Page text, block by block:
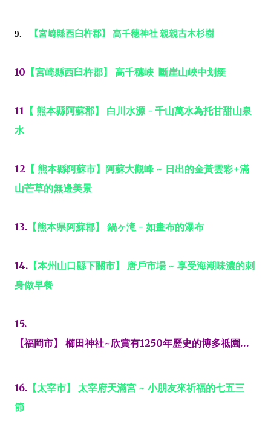
9. 【宮崎縣西臼杵郡】 高千穗神社親親古木杉樹
10 【宮崎縣西臼杵郡】 高千穗峽 斷崖山峽中划艇
11 【 熊本縣阿蘇郡】 白川水源 - 千山萬水為托甘甜山泉
水
12 【 熊本縣阿蘇市】阿蘇大觀峰 ~ 日出的金黃雲彩+滿
山芒草的無邊美景
13. 【熊本県阿蘇郡】 鍋ヶ滝 - 如畫布的瀑布
14. 【本州山口縣下關市】 唐戶市場 ~ 享受海潮味濃的刺
身做早餐
15.
【福岡市】 櫛田神社~欣賞有1250年歷史的博多祗園山笠
16. 【太宰市】 太宰府天滿宮 ~ 小朋友來祈福的七五三
節